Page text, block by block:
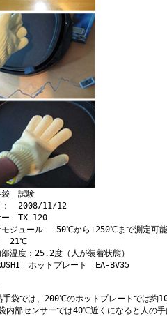
袋 試験
： 2008/11/12
ー TX-120
モジュール -50℃から+250℃まで測定可能
21℃
温度：25.2度（人が装着状態）
ホットプレート EA-BV35
袋では、200℃のホットプレートでは約
内部センサーでは40℃近くになると人の手